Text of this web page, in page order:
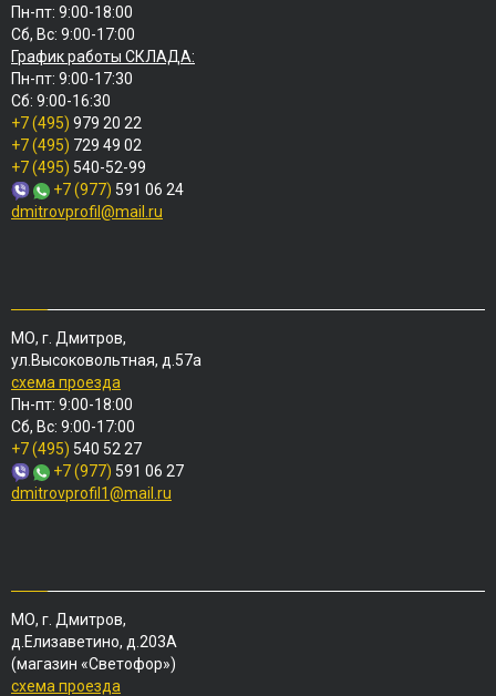
Пн-пт: 9:00-18:00
Сб, Вс: 9:00-17:00
График работы СКЛАДА:
Пн-пт: 9:00-17:30
Сб: 9:00-16:30
+7 (495) 979 20 22
+7 (495) 729 49 02
+7 (495) 540-52-99
+7 (977) 591 06 24
dmitrovprofil@mail.ru
МО, г. Дмитров,
ул.Высоковольтная, д.57а
схема проезда
Пн-пт: 9:00-18:00
Сб, Вс: 9:00-17:00
+7 (495) 540 52 27
+7 (977) 591 06 27
dmitrovprofil1@mail.ru
МО, г. Дмитров,
д.Елизаветино, д.203А
(магазин «Светофор»)
схема проезда